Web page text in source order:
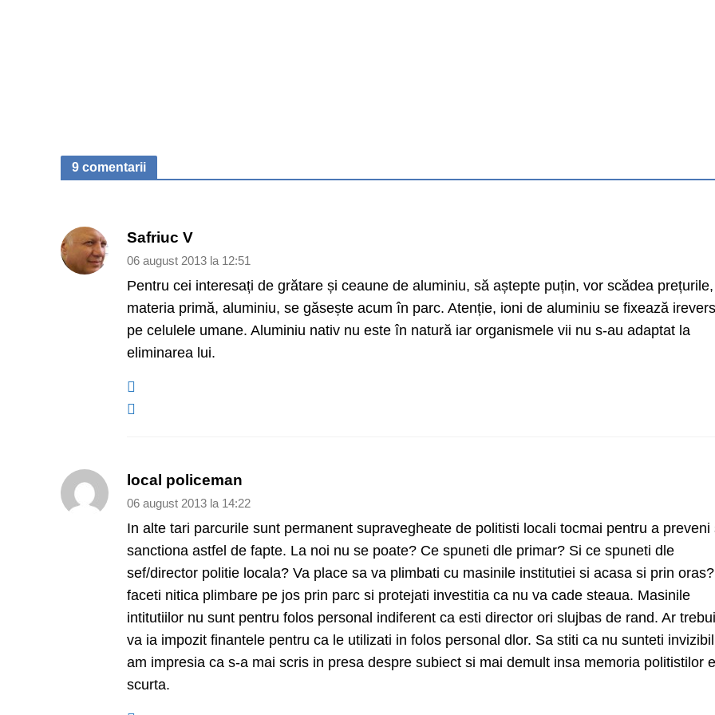
9 comentarii
Safriuc V
06 august 2013 la 12:51
Pentru cei interesați de grătare și ceaune de aluminiu, să aștepte puțin, vor scădea prețurile,
materia primă, aluminiu, se găsește acum în parc. Atenție, ioni de aluminiu se fixează
pe celulele umane. Aluminiu nativ nu este în natură iar organismele vii nu s-au adaptat la
eliminarea lui.
local policeman
06 august 2013 la 14:22
In alte tari parcurile sunt permanent supravegheate de politisti locali tocmai pentru a preveni
sanctiona astfel de fapte. La noi nu se poate? Ce spuneti dle primar? Si ce spuneti dle
sef/director politie locala? Va place sa va plimbati cu masinile institutiei si acasa si prin
faceti nitica plimbare pe jos prin parc si protejati investitia ca nu va cade steaua. Masinile
intitutiilor nu sunt pentru folos personal indiferent ca esti director ori slujbas de rand. Ar
va ia impozit finantele pentru ca le utilizati in folos personal dlor. Sa stiti ca nu sunteti
am impresia ca s-a mai scris in presa despre subiect si mai demult insa memoria politistilor
scurta.